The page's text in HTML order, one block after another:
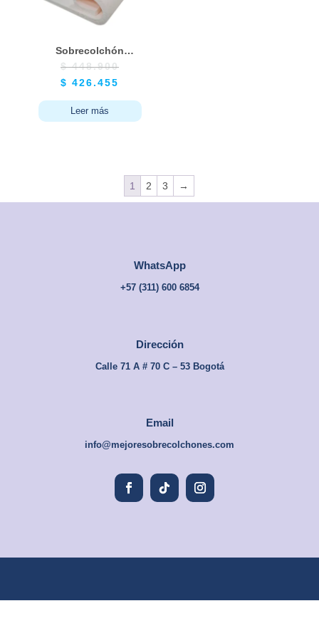
Sobrecolchón
Topper en
Viscoelástica
Infused – Tamaño
Sencillo
$448.900
$ 426.455
Leer más
1 2 3 →
WhatsApp
+57 (311) 600 6854
Dirección
Calle 71 A # 70 C – 53 Bogotá
Email
info@mejoresobrecolchones.com